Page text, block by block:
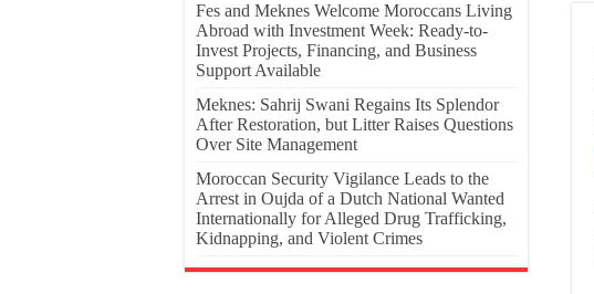
Fes and Meknes Welcome Moroccans Living
Abroad with Investment Week: Ready-to-
Invest Projects, Financing, and Business
Support Available
Meknes: Sahrij Swani Regains Its Splendor
After Restoration, but Litter Raises Questions
Over Site Management
Moroccan Security Vigilance Leads to the
Arrest in Oujda of a Dutch National Wanted
Internationally for Alleged Drug Trafficking,
Kidnapping, and Violent Crimes